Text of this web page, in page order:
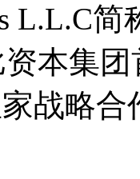
L.L.C
本集团
战略合